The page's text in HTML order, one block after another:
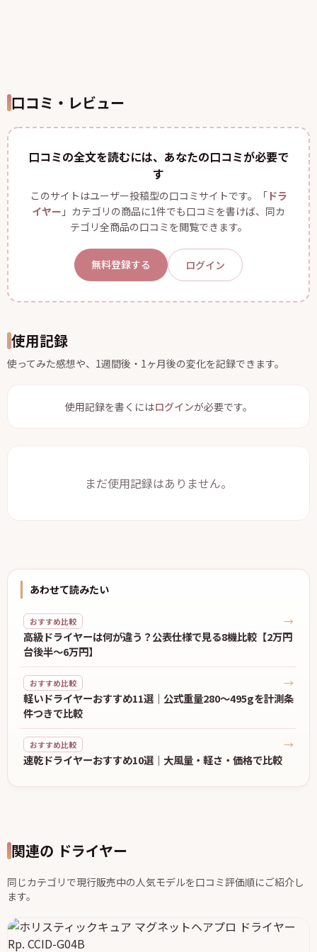
口コミ・レビュー
口コミの全文を読むには、あなたの口コミが必要で
す
このサイトはユーザー投稿型の口コミサイトです。「ドラ
イヤー 」カテゴリの商品に1件でも口コミを書けば、同カ
テゴリ全商品の口コミを閲覧できます。
無料登録する ログイン
使用記録
使ってみた感想や、1週間後・1ヶ月後の変化を記録できます。
使用記録を書くにはログインが必要です。
まだ使用記録はありません。
あわせて読みたい
おすすめ比較
高級ドライヤーは何が違う？公表仕様で見る8機比較【2万円
台後半〜6万円】
→
おすすめ比較
軽いドライヤーおすすめ11選｜公式重量280〜495gを計測条
件つきで比較
→
おすすめ比較
速乾ドライヤーおすすめ10選｜大風量・軽さ・価格で比較
→
関連の ドライヤー
同じカテゴリで現行販売中の人気モデルを口コミ評価順にご紹介し
ます。